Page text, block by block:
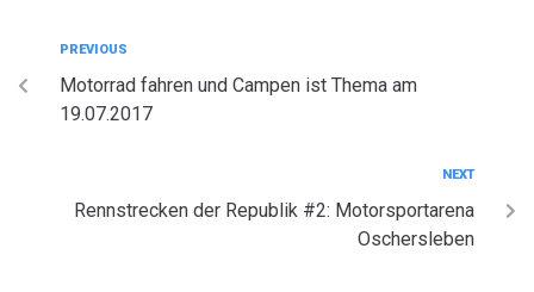
PREVIOUS
Motorrad fahren und Campen ist Thema am
19.07.2017
NEXT
Rennstrecken der Republik #2: Motorsportarena
Oschersleben